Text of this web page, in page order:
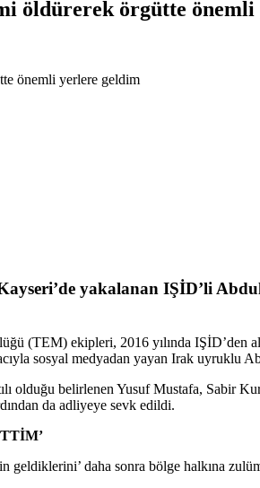
öldürerek örgütte
önemli yerlere geldim
yakalanan IŞİD’li
(TEM) ekipleri, 2016 yılında IŞİD’den
sosyal medyadan yayan Irak uyruklu
olduğu belirlenen Yusuf Mustafa,
da adliyeye sevk edildi.
daha sonra bölge halkına